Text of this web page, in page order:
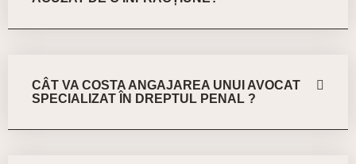
CÂT VA COSTA ANGAJAREA UNUI AVOCAT
SPECIALIZAT ÎN DREPTUL PENAL ?